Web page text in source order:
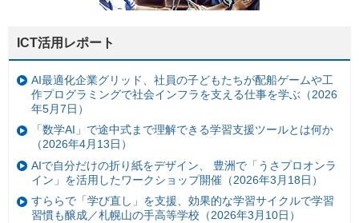
ICT活用レポート
AI最適化企業グリッド、社員の子どもたちが配船ゲームや工
作プログラミングで社会インフラを支える仕事を学ぶ（2026
年5月7日）
「数学AI」で途中式まで理解できる学習支援ツールとは何か
（2026年4月13日）
AIで自分だけの折り紙をデザイン、 豊洲で「うさプロオンラ
イン」を活用したワークショップ開催（2026年3月18日）
すららで「学び直し」を支援、効果的な学習サイクルで学習
習慣も醸成／札幌山の手高等学校（2026年3月10日）